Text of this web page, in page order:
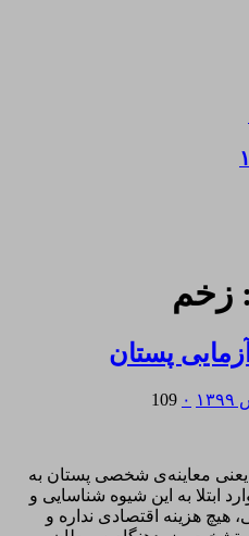
زخم
پستان
۰ 109
یعنی معاینه‌ی شخصی پستان به
ابتلا به این شیوه شناسایی و
هزینه اقتصادی نداره و